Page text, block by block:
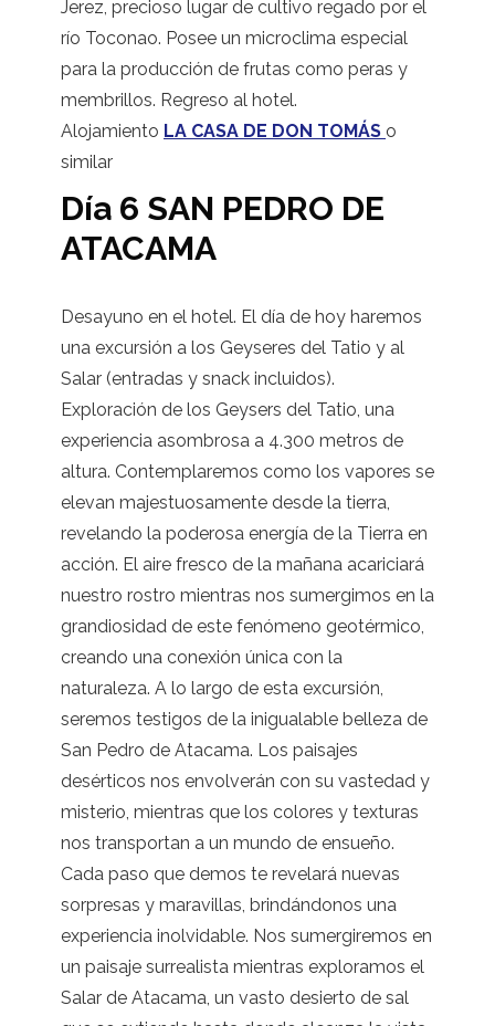
Jerez, precioso lugar de cultivo regado por el
río Toconao. Posee un microclima especial
para la producción de frutas como peras y
membrillos. Regreso al hotel.
Alojamiento LA CASA DE DON TOMÁS o
similar
Día 6 SAN PEDRO DE
ATACAMA
Desayuno en el hotel. El día de hoy haremos
una excursión a los Geyseres del Tatio y al
Salar (entradas y snack incluidos).
Exploración de los Geysers del Tatio, una
experiencia asombrosa a 4.300 metros de
altura. Contemplaremos como los vapores se
elevan majestuosamente desde la tierra,
revelando la poderosa energía de la Tierra en
acción. El aire fresco de la mañana acariciará
nuestro rostro mientras nos sumergimos en la
grandiosidad de este fenómeno geotérmico,
creando una conexión única con la
naturaleza. A lo largo de esta excursión,
seremos testigos de la inigualable belleza de
San Pedro de Atacama. Los paisajes
desérticos nos envolverán con su vastedad y
misterio, mientras que los colores y texturas
nos transportan a un mundo de ensueño.
Cada paso que demos te revelará nuevas
sorpresas y maravillas, brindándonos una
experiencia inolvidable. Nos sumergiremos en
un paisaje surrealista mientras exploramos el
Salar de Atacama, un vasto desierto de sal